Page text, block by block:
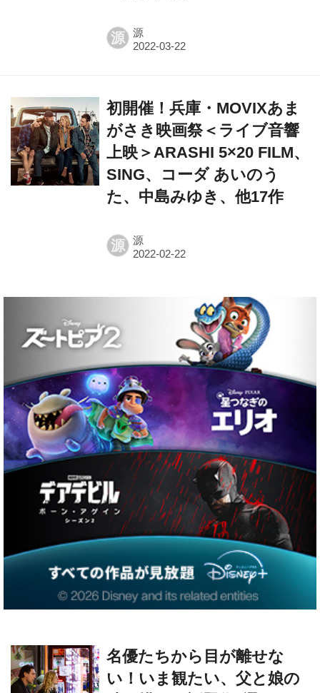
源 源
初開催！兵庫・MOVIXあま
がさき映画祭＜ライブ音響
上映＞ARASHI 5×20 FILM、
SING、コーダ あいのう
た、中島みゆき、他17作
源 源
名優たちから目が離せな
い！いま観たい、父と娘の